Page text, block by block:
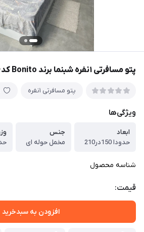
پتو مسافرتی ۱نفره شبنما برند Bonito کد۶(ایفل)
پتو مسافرتی ۱نفره
ویژگی‌ها
ابعاد
حدودا 150در210
جنس
مخمل حوله ای
شناسه محصول
قیمت:
افزودن به سبدخرید